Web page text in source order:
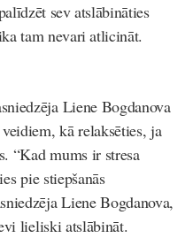
sev atslābināties
tam nevari atlicināt.
Liene Bogdanova
kā relaksēties, ja
“Kad mums ir stresa
pie stiepšanās
Liene Bogdanova,
lieliski atslābināt.